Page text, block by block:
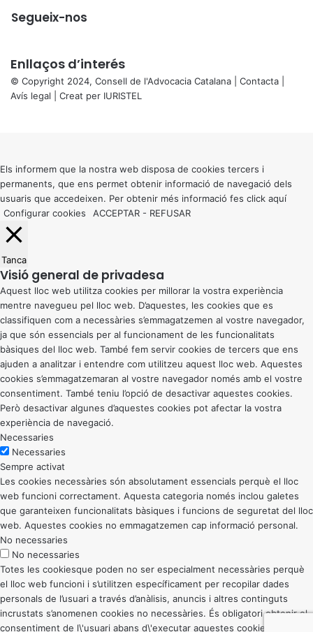
Segueix-nos
Enllaços d’interés
© Copyright 2024, Consell de l'Advocacia Catalana | Contacta
Avís legal | Creat per IURISTEL
button
Els informem que la nostra web disposa de cookies tercers i
permanents, que ens permet obtenir informació de navegació dels
usuaris que accedeixen. Per obtenir més informació fes click aquí
Configurar cookies
ACCEPTAR - REFUSAR
Tanca
Visió general de privadesa
Aquest lloc web utilitza cookies per millorar la vostra experiència
mentre navegueu pel lloc web. D’aquestes, les cookies que es
classifiquen com a necessàries s’emmagatzemen al vostre navegador,
ja que són essencials per al funcionament de les funcionalitats
bàsiques del lloc web. També fem servir cookies de tercers que ens
ajuden a analitzar i entendre com utilitzeu aquest lloc web. Aquestes
cookies s’emmagatzemaran al vostre navegador només amb el vostre
consentiment. També teniu l’opció de desactivar aquestes cookies.
Però desactivar algunes d’aquestes cookies pot afectar la vostra
experiència de navegació.
Necessaries
Necessaries
Sempre activat
Les cookies necessàries són absolutament essencials perquè el lloc
web funcioni correctament. Aquesta categoria només inclou galetes
que garanteixen funcionalitats bàsiques i funcions de seguretat del lloc
web. Aquestes cookies no emmagatzemen cap informació personal.
No necessaries
No necessaries
Totes les cookiesque poden no ser especialment necessàries perquè
el lloc web funcioni i s’utilitzen específicament per recopilar dades
personals de l’usuari a través d’anàlisis, anuncis i altres continguts
incrustats s’anomenen cookies no necessàries. És obligatori obtenir el
consentiment de l\'usuari abans d\'executar aquestes cookies al vostre